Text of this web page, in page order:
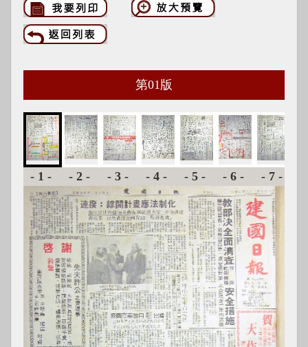
第01 版
-1- -2- -3- -4- -5- -6- -7-